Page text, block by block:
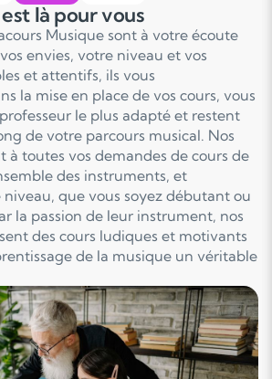
est là pour vous
Musique sont à votre écoute
envies, votre niveau et vos
et attentifs, ils vous
la mise en place de vos cours, vous
le plus adapté et restent
de votre parcours musical. Nos
à toutes vos demandes de cours de
des instruments, et
niveau, que vous soyez débutant ou
la passion de leur instrument, nos
des cours ludiques et motivants
de la musique un véritable